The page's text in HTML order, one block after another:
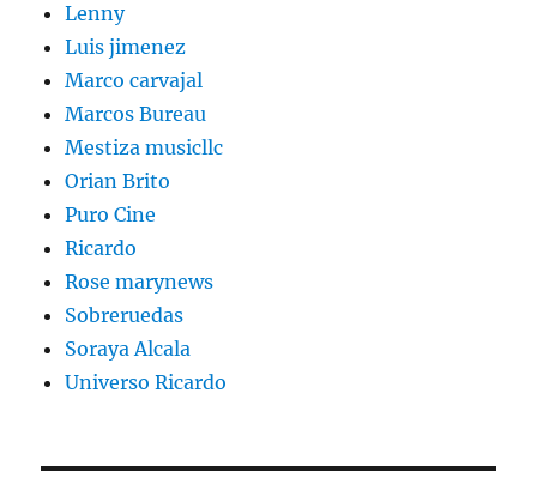
Lenny
Luis jimenez
Marco carvajal
Marcos Bureau
Mestiza musicllc
Orian Brito
Puro Cine
Ricardo
Rose marynews
Sobreruedas
Soraya Alcala
Universo Ricardo